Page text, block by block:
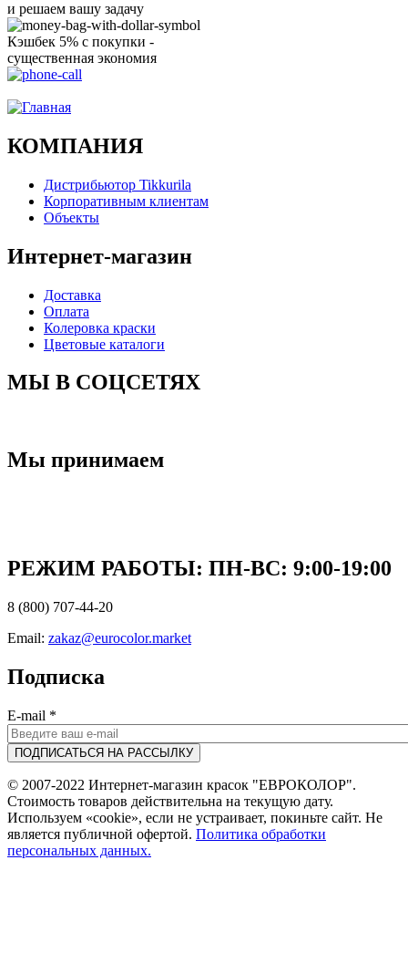
и решаем вашу задачу
Кэшбек 5% с покупки -
существенная экономия
КОМПАНИЯ
Дистрибьютор Tikkurila
Корпоративным клиентам
Объекты
Интернет-магазин
Доставка
Оплата
Колеровка краски
Цветовые каталоги
МЫ В СОЦСЕТЯХ
Мы принимаем
РЕЖИМ РАБОТЫ: ПН-ВC: 9:00-19:00
8 (800) 707-44-20
Email: zakaz@eurocolor.market
Подписка
E-mail *
© 2007-2022 Интернет-магазин красок "ЕВРОКОЛОР".
Стоимость товаров действительна на текущую дату.
Используем «cookie», если не устраивает, покиньте сайт. Не
является публичной офертой. Политика обработки
персональных данных.